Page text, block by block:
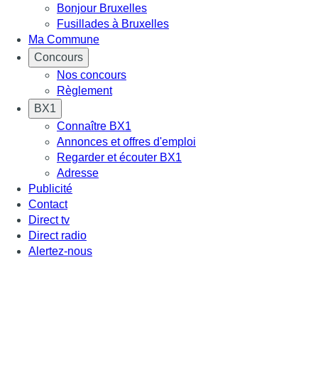
Bonjour Bruxelles
Fusillades à Bruxelles
Ma Commune
Concours
Nos concours
Règlement
BX1
Connaître BX1
Annonces et offres d'emploi
Regarder et écouter BX1
Adresse
Publicité
Contact
Direct tv
Direct radio
Alertez-nous